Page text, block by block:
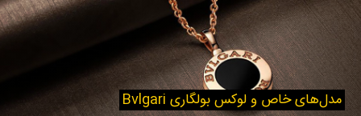
مدل‌های خاص و لوکس بولگاری Bvlgari